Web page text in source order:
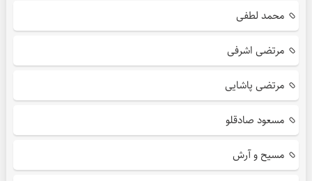
محمد لطفی
مرتضی اشرفی
مرتضی پاشایی
مسعود صادقلو
مسیح و آرش